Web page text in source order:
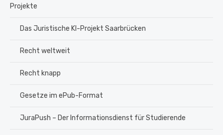
Projekte
Das Juristische KI-Projekt Saarbrücken
Recht weltweit
Recht knapp
Gesetze im ePub-Format
JuraPush – Der Informationsdienst für Studierende